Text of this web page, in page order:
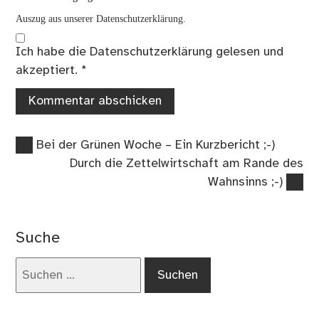
Auszug aus unserer Datenschutzerklärung.
Ich habe die Datenschutzerklärung gelesen und
akzeptiert. *
Beitragsnavigation
Vorheriger
Bei der Grünen Woche – Ein Kurzbericht ;-)
Nächster
Durch die Zettelwirtschaft am Rande des
Wahnsinns ;-)
Suche